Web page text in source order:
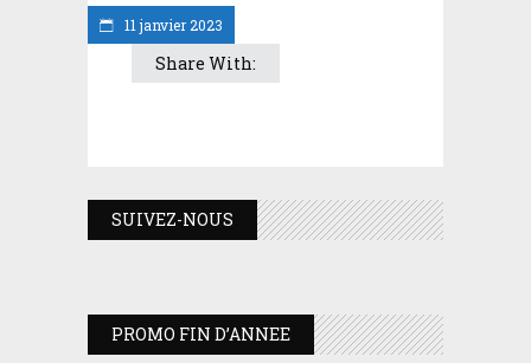
11 janvier 2023
Share With:
SUIVEZ-NOUS
PROMO FIN D’ANNEE